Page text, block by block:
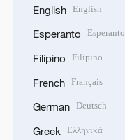
English English
Esperanto Esperanto
Filipino Filipino
French Français
German Deutsch
Greek Ελληνικά